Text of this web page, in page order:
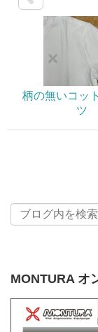
柄の無いコッ
ツ
MONTURA オ